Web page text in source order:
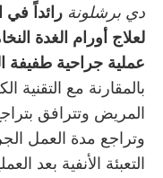
دي برشلونة رائداً في
لعلاج أورام الغدة
عملية جراحية طفيفة
بالمقارنة مع التقنية
المريض وتترافق
وتراجع مدة العمل
التعبئة الأنفية بعد